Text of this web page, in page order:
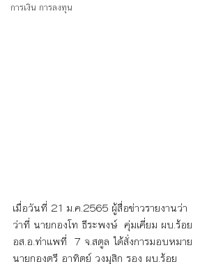
การเงิน การลงทุน
เมื่อวันที่ 21 ม.ค.2565 ผู้สื่อข่าวรายงานว่า
ว่าที่ นายกองโท ธีระพงษ์  คุ่มเคี่ยม ผบ.ร้อย
อส.อ.ท่าแพที่  7 จ.สตูล ได้สั่งการมอบหมาย
นายกองตรี อาทิตย์ วงมุสิก รอง ผบ.ร้อย